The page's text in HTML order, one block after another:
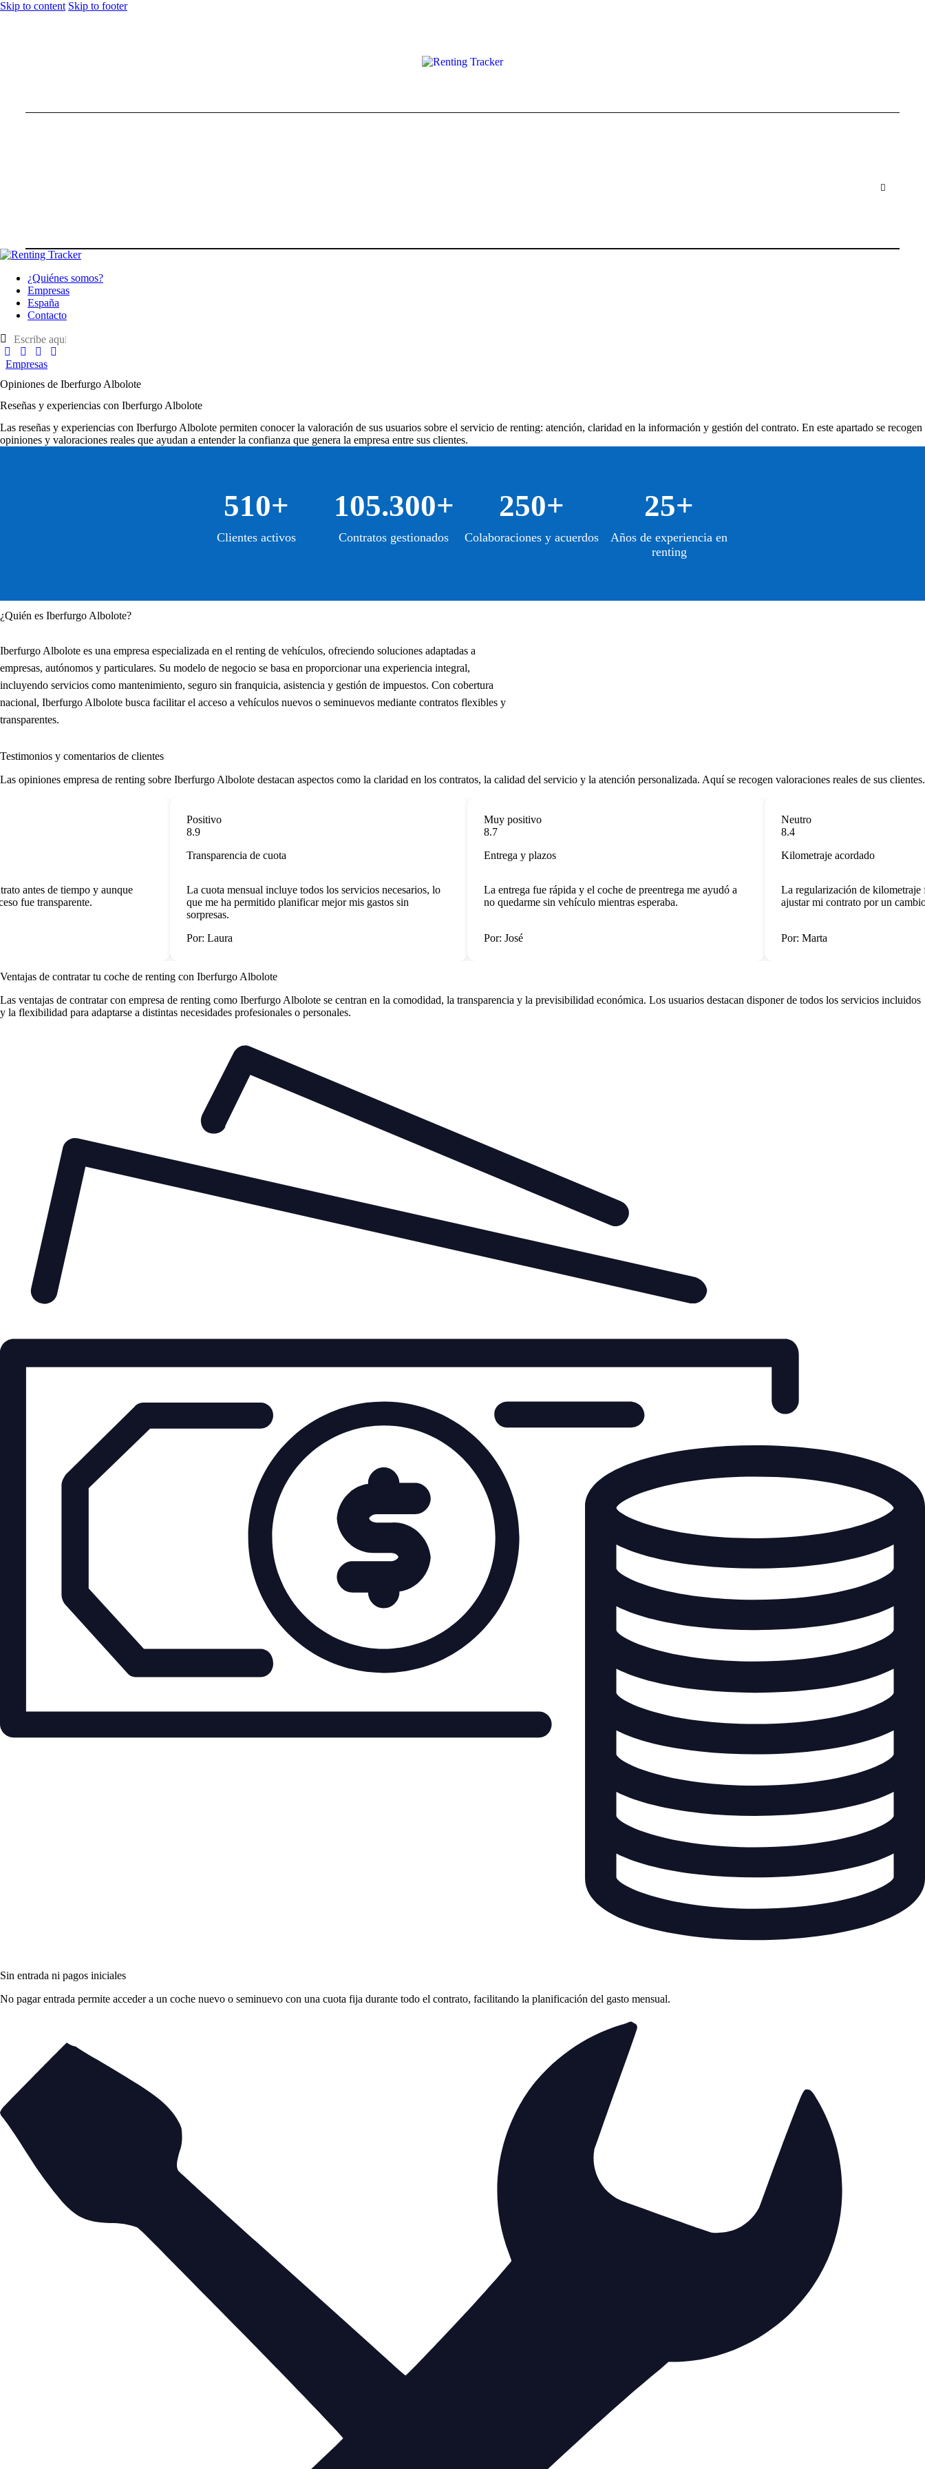
Skip to content Skip to footer
¿Quiénes somos?
Empresas
España
Contacto
Empresas
Opiniones de Iberfurgo Albolote
Reseñas y experiencias con Iberfurgo Albolote
Las reseñas y experiencias con Iberfurgo Albolote permiten conocer la valoración de sus usuarios sobre el servicio de renting: atención, claridad en la información y gestión del contrato. En este apartado se recogen
opiniones y valoraciones reales que ayudan a entender la confianza que genera la empresa entre sus clientes.
510+
Clientes activos
105.300+
Contratos gestionados
250+
Colaboraciones y acuerdos
25+
Años de experiencia en
renting
¿Quién es Iberfurgo Albolote?
Iberfurgo Albolote es una empresa especializada en el renting de vehículos, ofreciendo soluciones adaptadas a
empresas, autónomos y particulares. Su modelo de negocio se basa en proporcionar una experiencia integral,
incluyendo servicios como mantenimiento, seguro sin franquicia, asistencia y gestión de impuestos. Con cobertura
nacional, Iberfurgo Albolote busca facilitar el acceso a vehículos nuevos o seminuevos mediante contratos flexibles y
transparentes.
Testimonios y comentarios de clientes
Las opiniones empresa de renting sobre Iberfurgo Albolote destacan aspectos como la claridad en los contratos, la calidad del servicio y la atención personalizada. Aquí se recogen valoraciones reales de sus clientes.
antes de tiempo y aunque
fue transparente.
Positivo
8.9
Transparencia de cuota
La cuota mensual incluye todos los servicios necesarios, lo
que me ha permitido planificar mejor mis gastos sin
sorpresas.
Por: Laura
Muy positivo
8.7
Entrega y plazos
La entrega fue rápida y el coche de preentrega me ayudó a
no quedarme sin vehículo mientras esperaba.
Por: José
Neutro
8.4
Kilometraje acordado
La regularización de kilometraje
ajustar mi contrato por un cambio
Por: Marta
Ventajas de contratar tu coche de renting con Iberfurgo Albolote
Las ventajas de contratar con empresa de renting como Iberfurgo Albolote se centran en la comodidad, la transparencia y la previsibilidad económica. Los usuarios destacan disponer de todos los servicios incluidos
y la flexibilidad para adaptarse a distintas necesidades profesionales o personales.
Sin entrada ni pagos iniciales
No pagar entrada permite acceder a un coche nuevo o seminuevo con una cuota fija durante todo el contrato, facilitando la planificación del gasto mensual.